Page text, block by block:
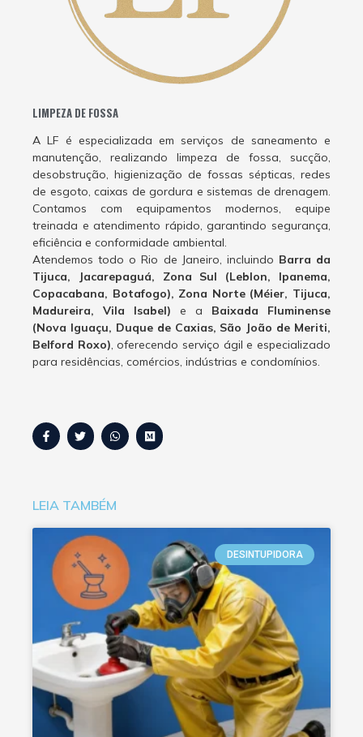
LIMPEZA DE FOSSA
A LF é especializada em serviços de saneamento e
manutenção, realizando limpeza de fossa, sucção,
desobstrução, higienização de fossas sépticas, redes
de esgoto, caixas de gordura e sistemas de drenagem.
Contamos com equipamentos modernos, equipe
treinada e atendimento rápido, garantindo segurança,
eficiência e conformidade ambiental.
Atendemos todo o Rio de Janeiro, incluindo Barra da
Tijuca, Jacarepaguá, Zona Sul (Leblon, Ipanema,
Copacabana, Botafogo), Zona Norte (Méier, Tijuca,
Madureira, Vila Isabel) e a Baixada Fluminense
(Nova Iguaçu, Duque de Caxias, São João de Meriti,
Belford Roxo), oferecendo serviço ágil e especializado
para residências, comércios, indústrias e condomínios.
LEIA TAMBÉM
DESINTUPIDORA